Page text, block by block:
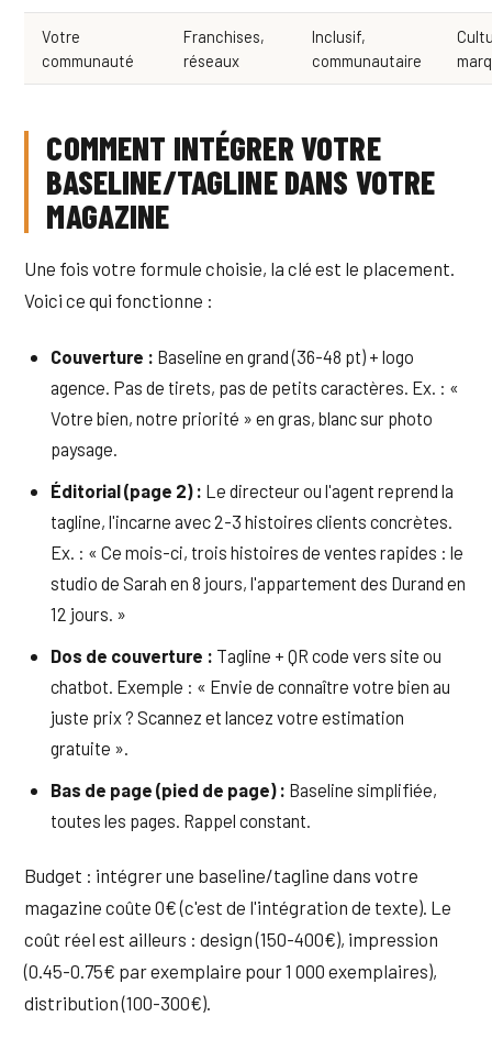
Votre
communauté
Franchises,
réseaux
Inclusif,
communautaire
COMMENT INTÉGRER VOTRE
BASELINE/TAGLINE DANS VOTRE
MAGAZINE
Une fois votre formule choisie, la clé est le placement.
Voici ce qui fonctionne :
Couverture : Baseline en grand (36-48 pt) + logo
agence. Pas de tirets, pas de petits caractères. Ex. : «
Votre bien, notre priorité » en gras, blanc sur photo
paysage.
Éditorial (page 2) : Le directeur ou l'agent reprend la
tagline, l'incarne avec 2-3 histoires clients concrètes.
Ex. : « Ce mois-ci, trois histoires de ventes rapides : le
studio de Sarah en 8 jours, l'appartement des Durand en
12 jours. »
Dos de couverture : Tagline + QR code vers site ou
chatbot. Exemple : « Envie de connaître votre bien au
juste prix ? Scannez et lancez votre estimation
gratuite ».
Bas de page (pied de page) : Baseline simplifiée,
toutes les pages. Rappel constant.
Budget : intégrer une baseline/tagline dans votre
magazine coûte 0€ (c'est de l'intégration de texte). Le
coût réel est ailleurs : design (150-400€), impression
(0.45-0.75€ par exemplaire pour 1 000 exemplaires),
distribution (100-300€).